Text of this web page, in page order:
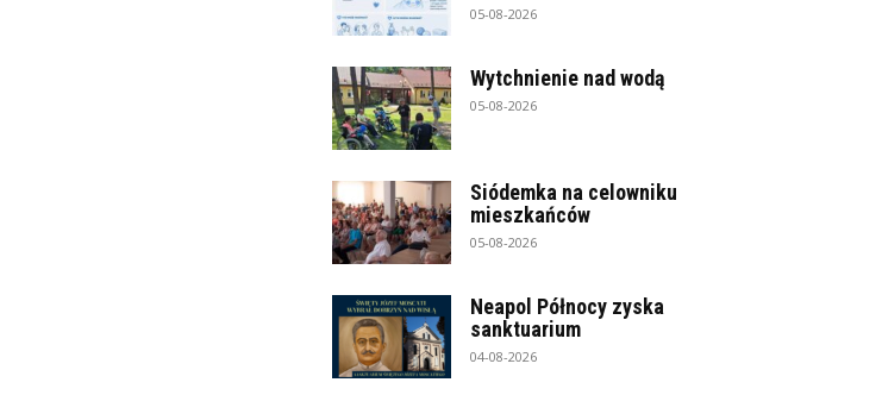
05-08-2026
Wytchnienie nad wodą
05-08-2026
Siódemka na celowniku
mieszkańców
05-08-2026
Neapol Północy zyska
sanktuarium
04-08-2026